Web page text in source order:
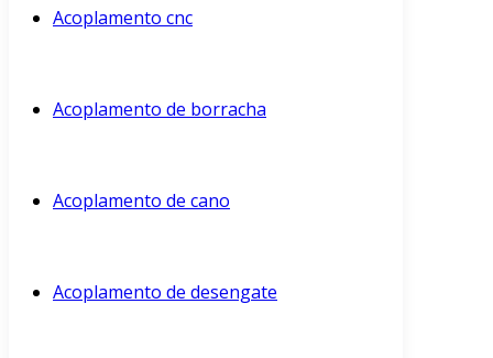
Acoplamento cnc
Acoplamento de borracha
Acoplamento de cano
Acoplamento de desengate